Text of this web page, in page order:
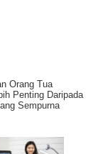
Orang Tua
Penting Daripada
Sempurna